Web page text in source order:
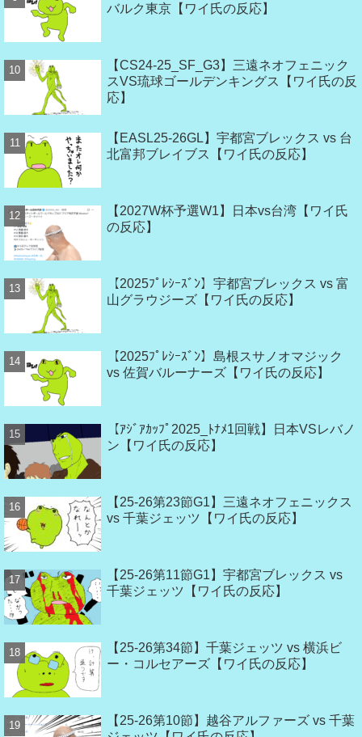
バルク東京【ワイ氏の反応】
【CS24-25_SF_G3】三遠ネオフェニック
スVS琉球ゴールデンキングス【ワイ氏の反
応】
【EASL25-26GL】宇都宮ブレックス vs 台
北富邦ブレイブス【ワイ氏の反応】
【2027W杯予選W1】日本vs台湾【ワイ氏
の反応】
【2025ﾌﾟﾚｼｰｽﾞﾝ】宇都宮ブレックス vs 富
山グラウジーズ【ワイ氏の反応】
【2025ﾌﾟﾚｼｰｽﾞﾝ】島根スサノオマジック
vs 佐賀バルーナーズ【ワイ氏の反応】
【ｱｼﾞｱｶｯﾌﾟ2025_ﾄﾅﾒ1回戦】日本VSレバノ
ン【ワイ氏の反応】
【25-26第23節G1】三遠ネオフェニックス
vs 千葉ジェッツ【ワイ氏の反応】
【25-26第11節G1】宇都宮ブレックス vs
千葉ジェッツ【ワイ氏の反応】
【25-26第34節】千葉ジェッツ vs 横浜ビ
ー・コルセアーズ【ワイ氏の反応】
【25-26第10節】越谷アルファーズ vs 千葉